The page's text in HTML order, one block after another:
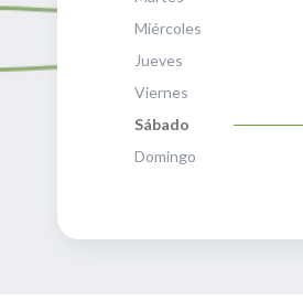
Miércoles
Jueves
Viernes
Sábado
Domingo